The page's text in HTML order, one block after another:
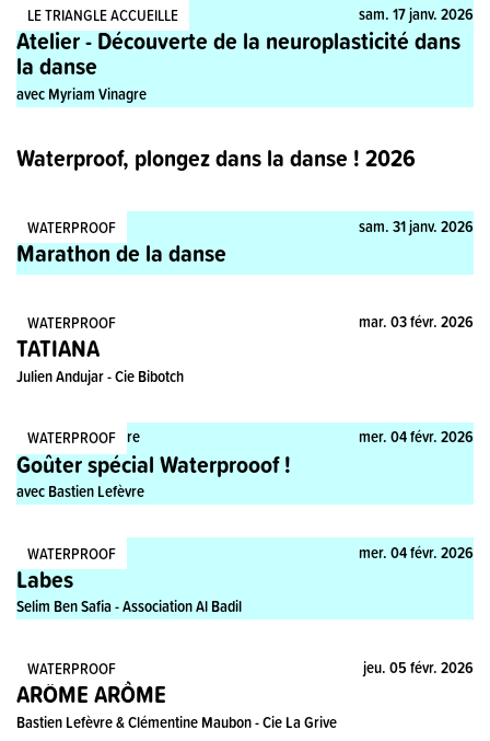
LE TRIANGLE ACCUEILLE
Stage, Pratique sam. 17 janv. 2026
Atelier - Découverte de la neuroplasticité dans
la danse
avec Myriam Vinagre
Waterproof, plongez dans la danse ! 2026
WATERPROOF
Pratique sam. 31 janv. 2026
Marathon de la danse
WATERPROOF
Spectacle mar. 03 févr. 2026
TATIANA
Julien Andujar - Cie Bibotch
WATERPROOF
Pratique, Rencontre mer. 04 févr. 2026
Goûter spécial Waterprooof !
avec Bastien Lefèvre
WATERPROOF
Rencontre mer. 04 févr. 2026
Labes
Selim Ben Safia - Association Al Badil
WATERPROOF
Spectacle jeu. 05 févr. 2026
ARÔME ARÔME
Bastien Lefèvre & Clémentine Maubon - Cie La Grive